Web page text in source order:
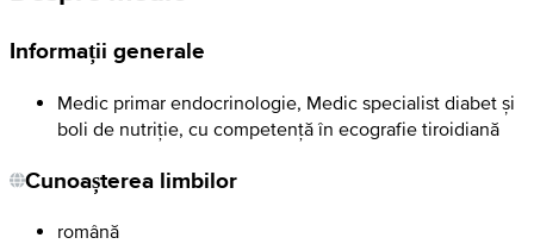
Informații generale
Medic primar endocrinologie, Medic specialist diabet și
boli de nutriție, cu competență în ecografie tiroidiană
Cunoașterea limbilor
română